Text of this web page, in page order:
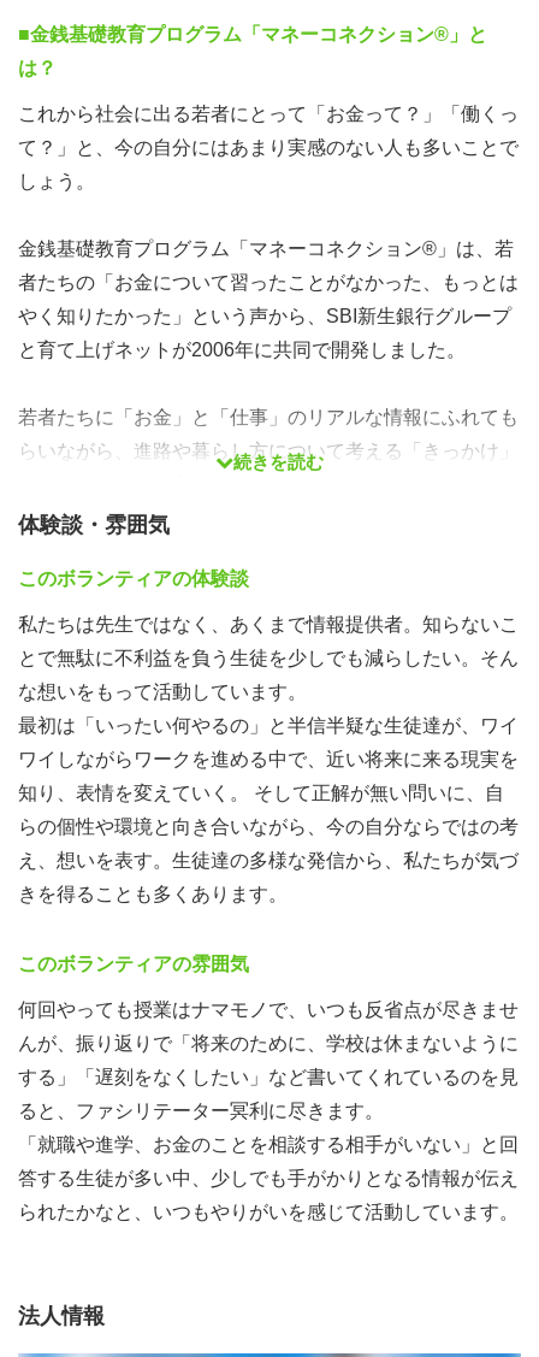
■金銭基礎教育プログラム「マネーコネクション®」と
は？
これから社会に出る若者にとって「お金って？」「働くっ
て？」と、今の自分にはあまり実感のない人も多いことで
しょう。
金銭基礎教育プログラム「マネーコネクション®」は、若
者たちの「お金について習ったことがなかった、もっとは
やく知りたかった」という声から、SBI新生銀行グループ
と育て上げネットが2006年に共同で開発しました。
若者たちに「お金」と「仕事」のリアルな情報にふれても
らいながら、進路や暮らし方について考える「きっかけ」
1,600校以上、20万人以上の高校生が受講しています。
【こんなプログラムです】
かな？
続きを読む
体験談・雰囲気
このボランティアの体験談
私たちは先生ではなく、あくまで情報提供者。知らないこ
とで無駄に不利益を負う生徒を少しでも減らしたい。そん
な想いをもって活動しています。
最初は「いったい何やるの」と半信半疑な生徒達が、ワイ
ワイしながらワークを進める中で、近い将来に来る現実を
知り、表情を変えていく。 そして正解が無い問いに、自
らの個性や環境と向き合いながら、今の自分ならではの考
え、想いを表す。生徒達の多様な発信から、私たちが気づ
きを得ることも多くあります。
このボランティアの雰囲気
何回やっても授業はナマモノで、いつも反省点が尽きませ
んが、振り返りで「将来のために、学校は休まないように
する」「遅刻をなくしたい」など書いてくれているのを見
ると、ファシリテーター冥利に尽きます。
「就職や進学、お金のことを相談する相手がいない」と回
答する生徒が多い中、少しでも手がかりとなる情報が伝え
られたかなと、いつもやりがいを感じて活動しています。
法人情報